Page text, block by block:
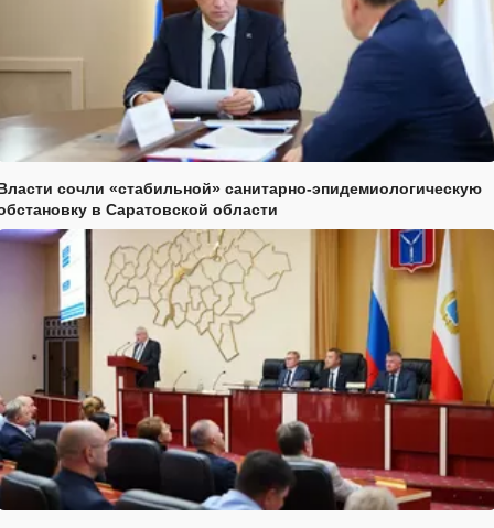
сочли «стабильной» санитарно-эпидемиологическую
в Саратовской области